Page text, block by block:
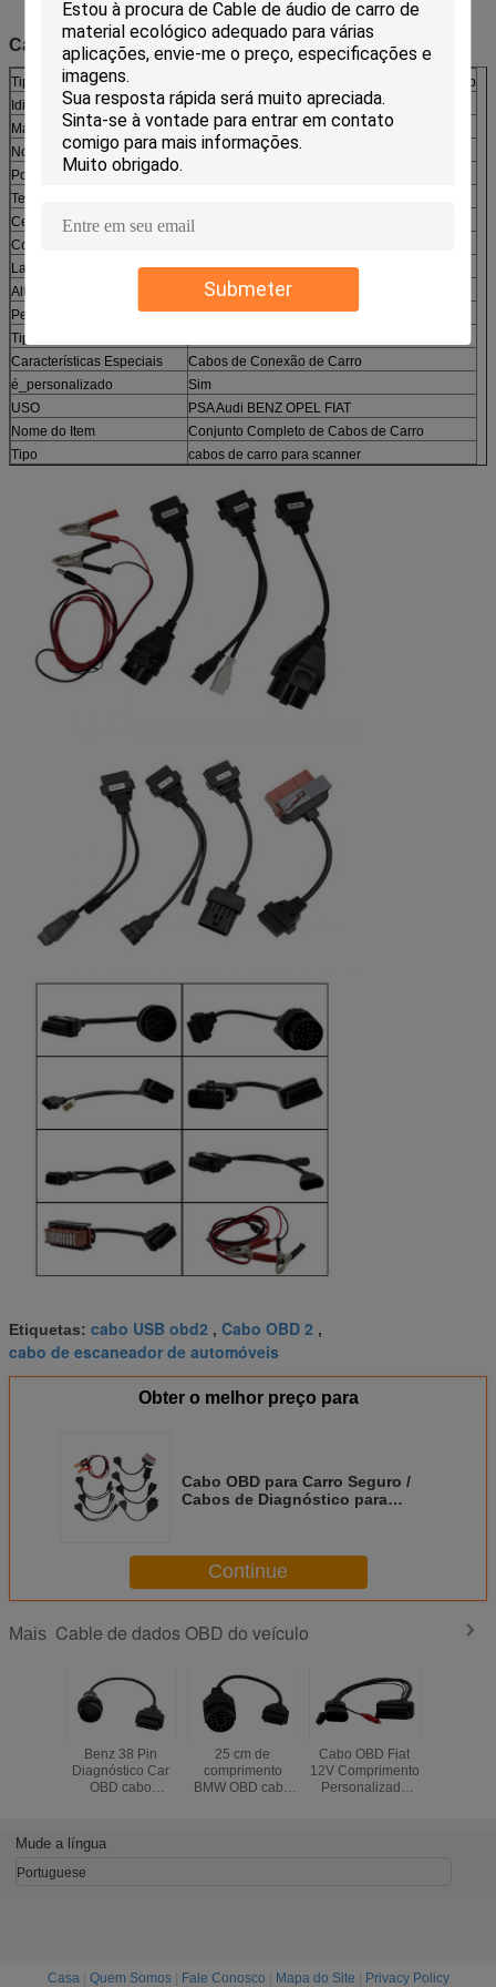
Submeter
Característica
Tipo de Item
Cabos e Conectores de Diagnóstico Automotivo
Idioma
Inglês
Marca
Conjunto Completo de Cabos de Carro 8pcs
Nome do Modelo
CABO OBD de Carro
Potência
Tensão
Certificação de Teste Externo CE
Comprimento do Item
Largura do Item
20 cm
Altura do Item
10 cm
Peso do Item
0,85 kg
Tipo de Material
Características Especiais
Cabos de Conexão de Carro
é_personalizado
Sim
USO
PSA Audi BENZ OPEL FIAT
Nome do Item
Conjunto Completo de Cabos de Carro
Tipo
cabos de carro para scanner
Etiquetas: cabo USB obd2 , Cabo OBD 2 ,
cabo de escaneador de automóveis
Obter o melhor preço para
Cabo OBD para Carro Seguro /
Cabos de Diagnóstico para
Reto
Continue
Mais Cable de dados OBD do veículo
Benz 38 Pin
Diagnóstico Car
OBD cabo
25 cm de
comprimento
BMW OBD cabo
Cabo OBD Fiat
12V Comprimento
Personalizado
Mude a língua
Portuguese
Casa Quem Somos| Fale Conosco Mapa do Site Privacy Policy